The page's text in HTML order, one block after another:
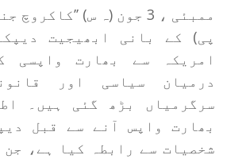
ممبئی ، 3 جون (ہ س)
امریکہ سے بھارت واپسی
درمیان سیاسی اور
سرگرمیاں بڑھ گئی ہیں۔
بھارت واپس آنے سے قبل
شخصیات سے رابطہ کیا ہے،